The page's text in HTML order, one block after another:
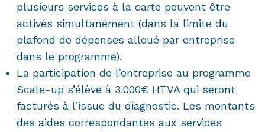
plusieurs services à la carte peuvent être
activés simultanément (dans la limite du
plafond de dépenses alloué par entreprise
dans le programme).
La participation de l’entreprise au programme
Scale-up s’élève à 3.000€ HTVA qui seront
facturés à l’issue du diagnostic. Les montants
des aides correspondantes aux services